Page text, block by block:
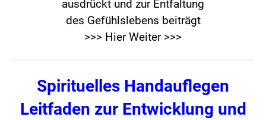
ausdrückt und zur Entfaltung
des Gefühlslebens beiträgt
>>> Hier Weiter >>>
Spirituelles Handauflegen
Leitfaden zur Entwicklung und